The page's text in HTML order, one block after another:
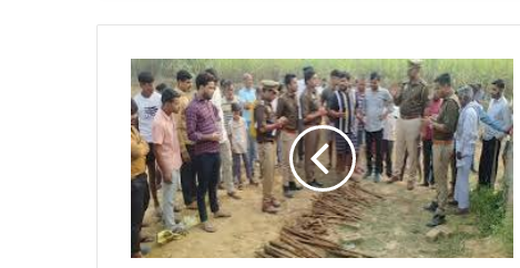
किसान
को
खेत
की
खुदाई
में
मिला
200
साल